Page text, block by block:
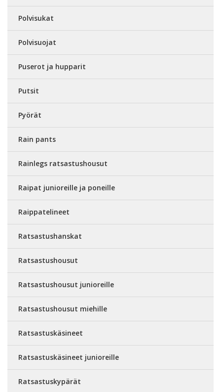
Polvisukat
Polvisuojat
Puserot ja hupparit
Putsit
Pyörät
Rain pants
Rainlegs ratsastushousut
Raipat junioreille ja poneille
Raippatelineet
Ratsastushanskat
Ratsastushousut
Ratsastushousut junioreille
Ratsastushousut miehille
Ratsastuskäsineet
Ratsastuskäsineet junioreille
Ratsastuskypärät